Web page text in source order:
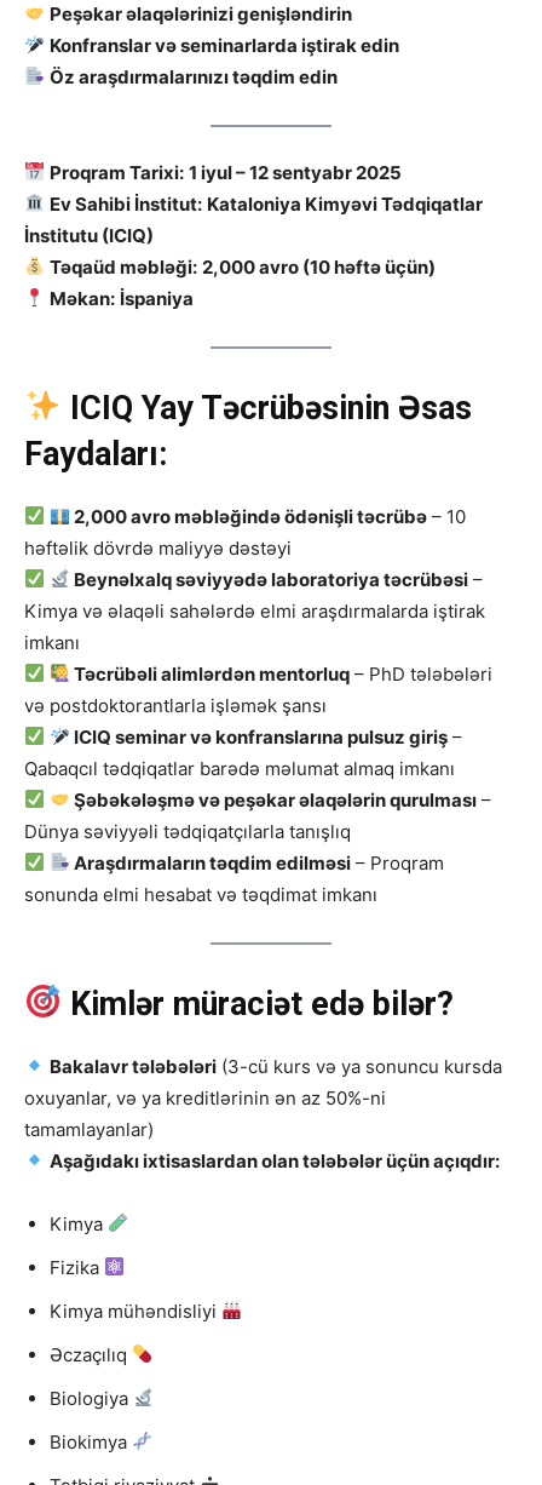
Peşəkar əlaqələrinizi genişləndirin
Konfranslar və seminarlarda iştirak edin
Öz araşdırmalarınızı təqdim edin
Proqram Tarixi: 1 iyul – 12 sentyabr 2025
Ev Sahibi İnstitut: Kataloniya Kimyəvi Tədqiqatlar
İnstitutu (ICIQ)
Təqaüd məbləği: 2,000 avro (10 həftə üçün)
Məkan: İspaniya
ICIQ Yay Təcrübəsinin Əsas
Faydaları:
2,000 avro məbləğində ödənişli təcrübə – 10
həftəlik dövrdə maliyyə dəstəyi
Beynəlxalq səviyyədə laboratoriya təcrübəsi –
Kimya və əlaqəli sahələrdə elmi araşdırmalarda iştirak
imkanı
Təcrübəli alimlərdən mentorluq – PhD tələbələri
və postdoktorantlarla işləmək şansı
ICIQ seminar və konfranslarına pulsuz giriş –
Qabaqcıl tədqiqatlar barədə məlumat almaq imkanı
Şəbəkələşmə və peşəkar əlaqələrin qurulması –
Dünya səviyyəli tədqiqatçılarla tanışlıq
Araşdırmaların təqdim edilməsi – Proqram
sonunda elmi hesabat və təqdimat imkanı
Kimlər müraciət edə bilər?
Bakalavr tələbələri (3-cü kurs və ya sonuncu kursda
oxuyanlar, və ya kreditlərinin ən az 50%-ni
tamamlayanlar)
Aşağıdakı ixtisaslardan olan tələbələr üçün açıqdır:
Kimya
Fizika
Kimya mühəndisliyi
Əczaçılıq
Biologiya
Biokimya